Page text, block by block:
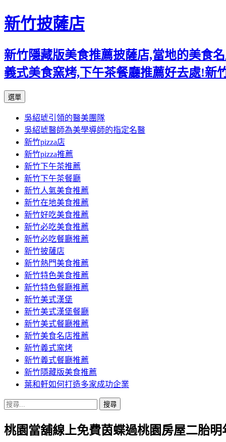
新竹披薩店
新竹隱藏版美食推薦披薩店,當地的美食
義式美食窯烤,下午茶餐廳推薦好去處!新
選單
主
要
內
容
吳紹琥引領的醫美團隊
吳紹琥醫師為美學導師的指定名醫
新竹pizza店
新竹pizza推薦
新竹下午茶推薦
新竹下午茶餐廳
新竹人氣美食推薦
新竹在地美食推薦
新竹好吃美食推薦
新竹必吃美食推薦
新竹必吃餐廳推薦
新竹披薩店
新竹熱門美食推薦
新竹特色美食推薦
新竹特色餐廳推薦
新竹美式漢堡
新竹美式漢堡餐廳
新竹美式餐廳推薦
新竹美食名店推薦
新竹義式窯烤
新竹義式餐廳推薦
新竹隱藏版美食推薦
葉和軒如何打造多家成功企業
搜
關
桃園當舖線上免費茵蝶過桃園房屋二胎明